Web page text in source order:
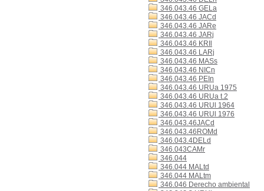
346.043.46 GELa
346.043.46 JACd
346.043.46 JARe
346.043.46 JARj
346.043.46 KRIl
346.043.46 LARj
346.043.46 MASs
346.043.46 NICn
346.043.46 PEIn
346.043.46 URUa 1975
346.043.46 URUa t.2
346.043.46 URUl 1964
346.043.46 URUl 1976
346.043.46JACd
346.043.46ROMd
346.043.4DELd
346.043CAMr
346.044
346.044 MALtd
346.044 MALtm
346.046 Derecho ambiental